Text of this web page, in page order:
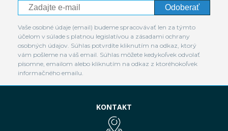
Odoberať
Vaše osobné údaje (email) budeme spracovávať len za týmto
účelom v súlade s platnou legislatívou a zásadami ochrany
osobných údajov. Súhlas potvrdíte kliknutím na odkaz, ktorý
vám pošleme na váš email. Súhlas môžete kedykoľvek odvolať
písomne, emailom alebo kliknutím na odkaz z ktoréhokoľvek
informačného emailu.
KONTAKT